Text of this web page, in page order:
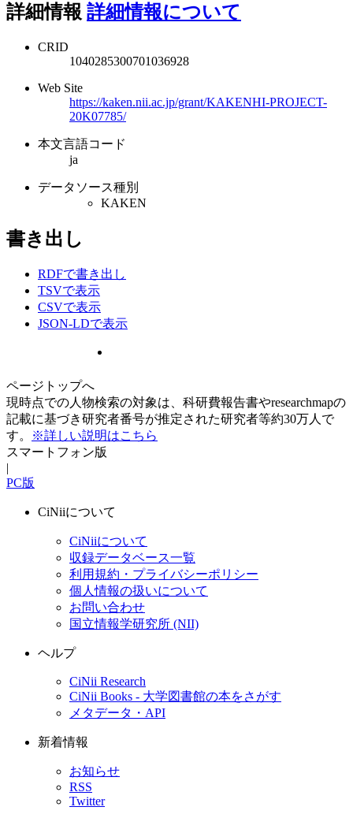
詳細情報 詳細情報について
CRID
1040285300701036928
Web Site
https://kaken.nii.ac.jp/grant/KAKENHI-PROJECT-
20K07785/
本文言語コード
ja
データソース種別
KAKEN
書き出し
RDFで書き出し
TSVで表示
CSVで表示
JSON-LDで表示
ページトップへ
現時点での人物検索の対象は、科研費報告書やresearchmapの
記載に基づき研究者番号が推定された研究者等約30万人で
す。
※詳しい説明はこちら
スマートフォン版
|
PC版
CiNiiについて
CiNiiについて
収録データベース一覧
利用規約・プライバシーポリシー
個人情報の扱いについて
お問い合わせ
国立情報学研究所 (NII)
ヘルプ
CiNii Research
CiNii Books - 大学図書館の本をさがす
メタデータ・API
新着情報
お知らせ
RSS
Twitter